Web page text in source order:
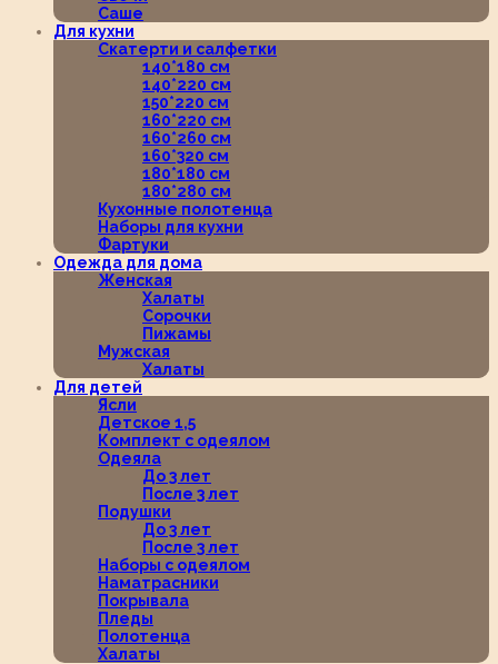
Саше
Для кухни
Скатерти и салфетки
140*180 см
140*220 см
150*220 см
160*220 см
160*260 см
160*320 см
180*180 см
180*280 см
Кухонные полотенца
Наборы для кухни
Фартуки
Одежда для дома
Женская
Халаты
Сорочки
Пижамы
Мужская
Халаты
Для детей
Ясли
Детское 1,5
Комплект с одеялом
Одеяла
До 3 лет
После 3 лет
Подушки
До 3 лет
После 3 лет
Наборы с одеялом
Наматрасники
Покрывала
Пледы
Полотенца
Халаты